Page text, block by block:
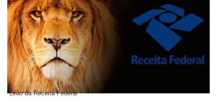
Leão da Receita Federal